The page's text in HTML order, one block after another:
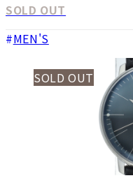
SOLD OUT
MEN'S
SOLD OUT